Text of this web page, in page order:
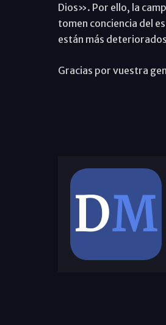
Dios». Por ello, la
tomen conciencia del
están más
Gracias por vuestra